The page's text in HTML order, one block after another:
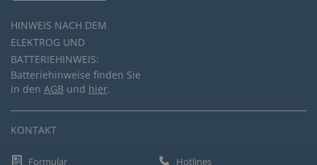
HINWEIS NACH DEM
ELEKTROG UND
BATTERIEHINWEIS:
Batteriehinweise finden Sie
in den AGB und hier.
KONTAKT
Formular Hotlines